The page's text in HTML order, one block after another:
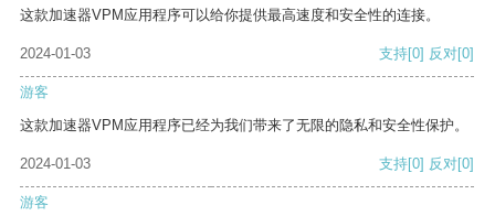
这款加速器VPM应用程序可以给你提供最高速度和安全性的连接。
2024-01-03 支持[0] 反对[0]
游客
这款加速器VPM应用程序已经为我们带来了无限的隐私和安全性保护。
2024-01-03 支持[0] 反对[0]
游客